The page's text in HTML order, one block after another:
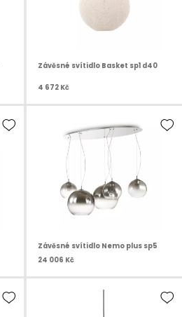
Závěsné svítidlo Basket sp1 d40
4 672 Kč
Závěsné svítidlo Nemo plus sp5
24 006 Kč